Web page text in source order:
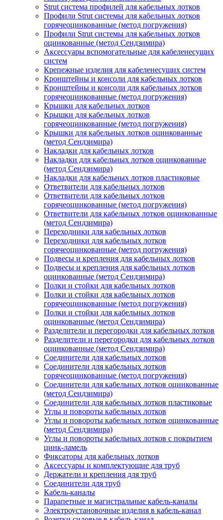
Strut система профилей для кабельных лотков
Профили Strut системы для кабельных лотков
горячеоцинкованные (метод погружения)
Профили Strut системы для кабельных лотков
оцинкованные (метод Сендзимира)
Аксессуары вспомогательные для кабеленесущих
систем
Крепежные изделия для кабеленесущих систем
Кронштейны и консоли для кабельных лотков
Кронштейны и консоли для кабельных лотков
горячеоцинкованные (метод погружения)
Крышки для кабельных лотков
Крышки для кабельных лотков
горячеоцинкованные (метод погружения)
Крышки для кабельных лотков оцинкованные
(метод Сендзимира)
Накладки для кабельных лотков
Накладки для кабельных лотков оцинкованные
(метод Сендзимира)
Накладки для кабельных лотков пластиковые
Ответвители для кабельных лотков
Ответвители для кабельных лотков
горячеоцинкованные (метод погружения)
Ответвители для кабельных лотков оцинкованные
(метод Сендзимира)
Переходники для кабельных лотков
Переходники для кабельных лотков
горячеоцинкованные (метод погружения)
Подвесы и крепления для кабельных лотков
Подвесы и крепления для кабельных лотков
оцинкованные (метод Сендзимира)
Полки и стойки для кабельных лотков
Полки и стойки для кабельных лотков
горячеоцинкованные (метод погружения)
Полки и стойки для кабельных лотков
оцинкованные (метод Сендзимира)
Разделители и перегородки для кабельных лотков
Разделители и перегородки для кабельных лотков
оцинкованные (метод Сендзимира)
Соединители для кабельных лотков
Соединители для кабельных лотков
горячеоцинкованные (метод погружения)
Соединители для кабельных лотков оцинкованные
(метод Сендзимира)
Соединители для кабельных лотков пластиковые
Углы и повороты кабельных лотков
Углы и повороты кабельных лотков оцинкованные
(метод Сендзимира)
Углы и повороты кабельных лотков с покрытием
цинк-ламель
Фиксаторы для кабельных лотков
Аксессуары и комплектующие для труб
Держатели и крепления для труб
Соединители для труб
Кабель-каналы
Парапетные и магистральные кабель-каналы
Электроустановочные изделия в кабель-канал